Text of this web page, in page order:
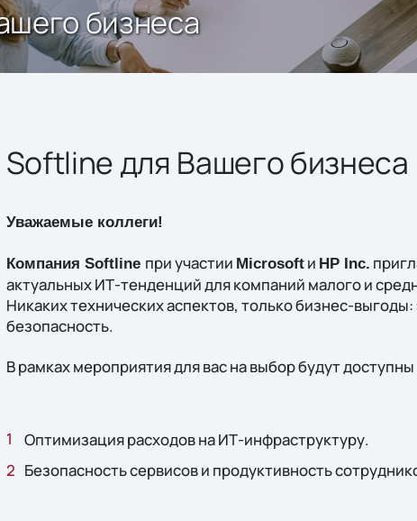
бизнеса
Softline для Вашего бизнеса
Уважаемые коллеги!
Компания Softline при участии Microsoftи HP Inc.
актуальных ИТ-тенденций для компаний малого и
Никаких технических аспектов, только бизнес-
безопасность.
В рамках мероприятия для вас на выбор будут
Оптимизация расходов на ИТ-инфраструктуру.
Безопасность сервисов и продуктивность